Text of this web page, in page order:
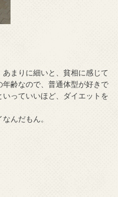
まりに細いと、貧相に感じて
齢なので、普通体型が好きで
っていいほど、ダイエットを
んだもん。